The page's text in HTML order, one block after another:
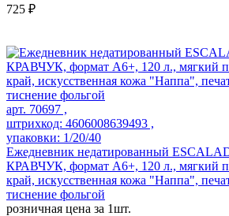
725 ₽
арт. 70697 ,
штрихкод: 4606008639493 ,
упаковки: 1/20/40
Ежедневник недатированный
КРАВЧУК, формат А6+, 120 л., мягкий
край, искусственная кожа "Наппа",
тиснение фольгой
розничная цена за 1шт.